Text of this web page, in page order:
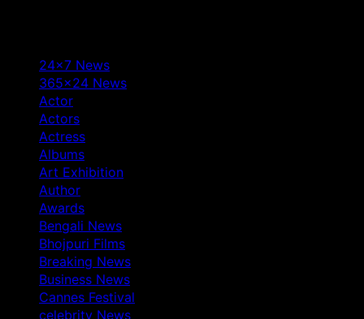
24×7 News
365×24 News
Actor
Actors
Actress
Albums
Art Exhibition
Author
Awards
Bengali News
Bhojpuri Films
Breaking News
Business News
Cannes Festival
celebrity News